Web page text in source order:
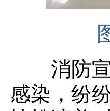
消防宣
感染，纷